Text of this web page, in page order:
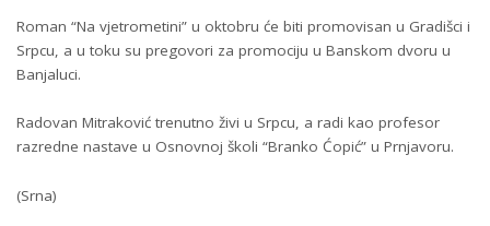
Roman “Na vjetrometini” u oktobru će biti promovisan u Gradišci i
Srpcu, a u toku su pregovori za promociju u Banskom dvoru u
Banjaluci.
Radovan Mitraković trenutno živi u Srpcu, a radi kao profesor
razredne nastave u Osnovnoj školi “Branko Ćopić” u Prnjavoru.
(Srna)